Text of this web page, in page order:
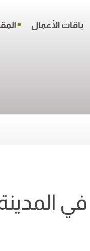
باقات الأعمال
المدينة